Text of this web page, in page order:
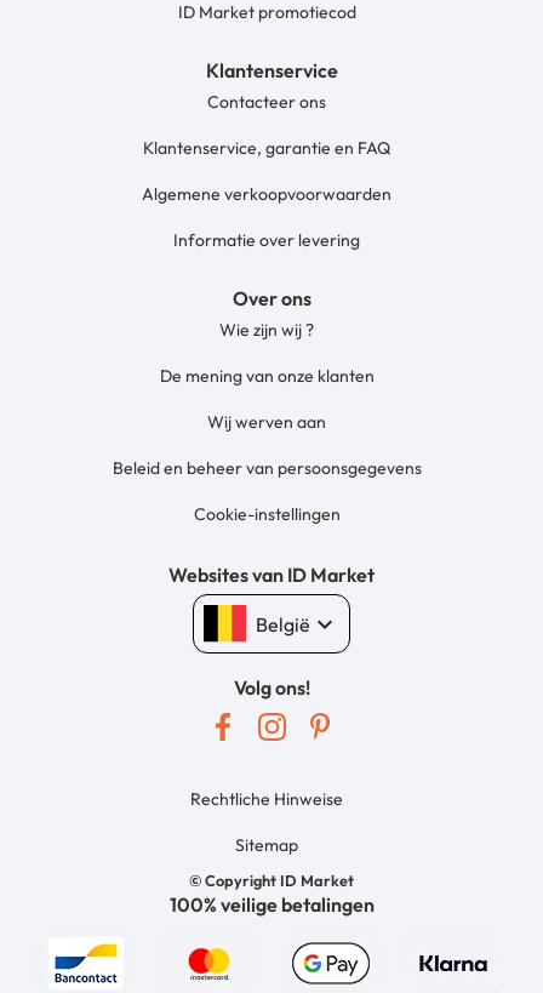
ID Market promotiecod
Klantenservice
Contacteer ons
Klantenservice, garantie en FAQ
Algemene verkoopvoorwaarden
Informatie over levering
Over ons
Wie zijn wij ?
De mening van onze klanten
Wij werven aan
Beleid en beheer van persoonsgegevens
Cookie-instellingen
Websites van ID Market
België keyboard_arrow_down
Volg ons!
© Copyright ID Market
Rechtliche Hinweise
Sitemap
100% veilige betalingen